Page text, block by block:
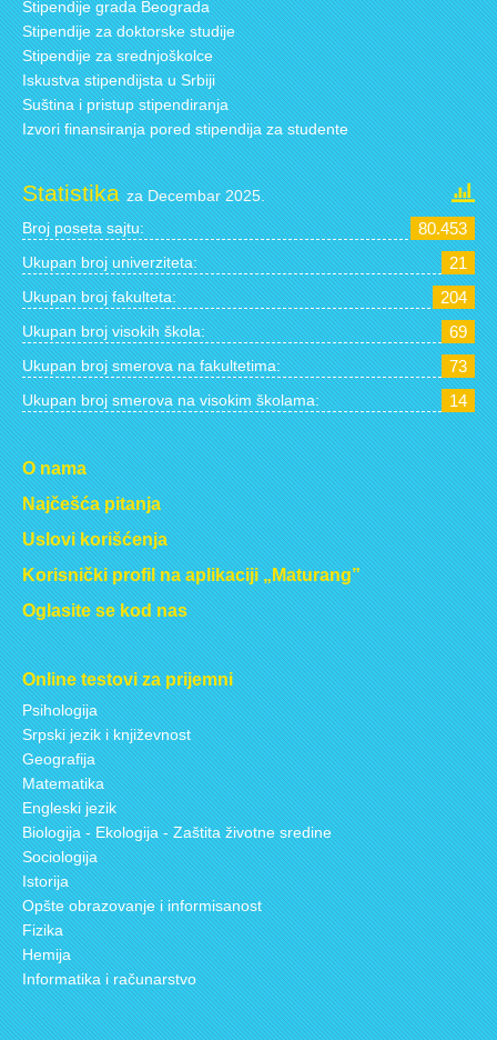
Stipendije grada Beograda
Stipendije za doktorske studije
Stipendije za srednjoškolce
Iskustva stipendijsta u Srbiji
Suština i pristup stipendiranja
Izvori finansiranja pored stipendija za studente
Statistikaza Decembar 2025.
Broj poseta sajtu: 80.453
Ukupan broj univerziteta: 21
Ukupan broj fakulteta: 204
Ukupan broj visokih škola: 69
Ukupan broj smerova na fakultetima: 73
Ukupan broj smerova na visokim školama: 14
O nama
Najčešća pitanja
Uslovi korišćenja
Korisnički profil na aplikaciji „Maturang”
Oglasite se kod nas
Online testovi za prijemni
Psihologija
Srpski jezik i književnost
Geografija
Matematika
Engleski jezik
Biologija - Ekologija - Zaštita životne sredine
Sociologija
Istorija
Opšte obrazovanje i informisanost
Fizika
Hemija
Informatika i računarstvo